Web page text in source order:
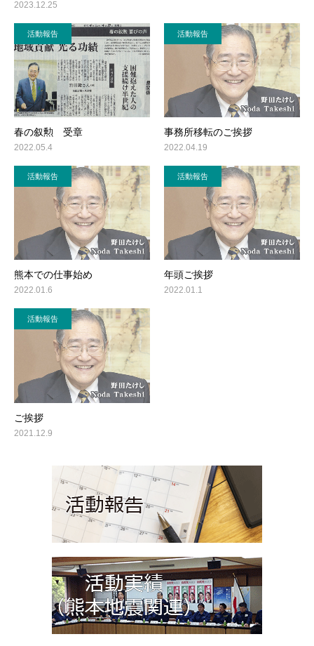
2023.12.25
活動報告
春の叙勲 受章
2022.05.4
活動報告
事務所移転のご挨拶
2022.04.19
活動報告
熊本での仕事始め
2022.01.6
活動報告
年頭ご挨拶
2022.01.1
活動報告
ご挨拶
2021.12.9